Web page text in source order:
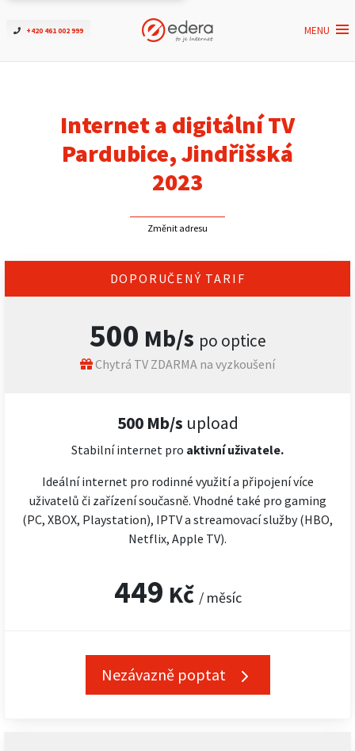
+420 461 002 999 MENU
Ověřit dostupnost
ČEZNET TV
Kontakt
Internet a digitální TV
Pardubice, Jindřišská
2023
Změnit adresu
DOPORUČENÝ TARIF
500 Mb/s po optice
Chytrá TV ZDARMA na vyzkoušení
500 Mb/s upload
Stabilní internet pro aktivní uživatele.
Ideální internet pro rodinné využití a připojení více
uživatelů či zařízení současně. Vhodné také pro gaming
(PC, XBOX, Playstation), IPTV a streamovací služby (HBO,
Netflix, Apple TV).
449 Kč / měsíc
Nezávazně poptat